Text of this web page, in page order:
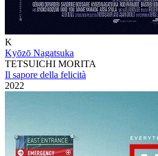
K
Kyōzō Nagatsuka
TETSUICHI MORITA
Il sapore della felicità
2022